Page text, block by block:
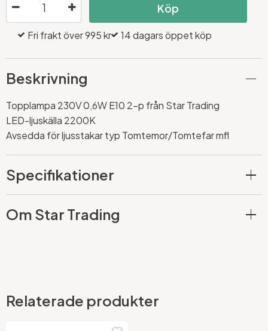
Köp
Fri frakt över 995 kr 14 dagars öppet köp
Beskrivning
Topplampa 230V 0,6W E10 2-p från Star Trading
LED-ljuskälla 2200K
Avsedda för ljusstakar typ Tomtemor/Tomtefar mfl
Specifikationer
Om Star Trading
Relaterade produkter